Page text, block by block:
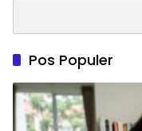
Pos Populer